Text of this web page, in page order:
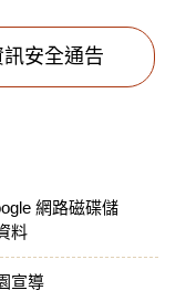
訊安全通告
網路磁碟儲
料
宣導